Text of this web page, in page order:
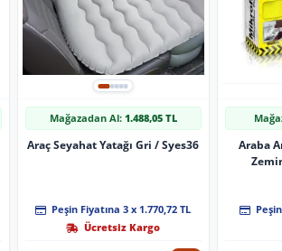
Mağazadan Al: 1.488,05 TL
Araç Seyahat Yatağı Gri / Syes36
Peşin Fiyatına 3 x 1.770,72 TL
Ücretsiz Kargo
Araba